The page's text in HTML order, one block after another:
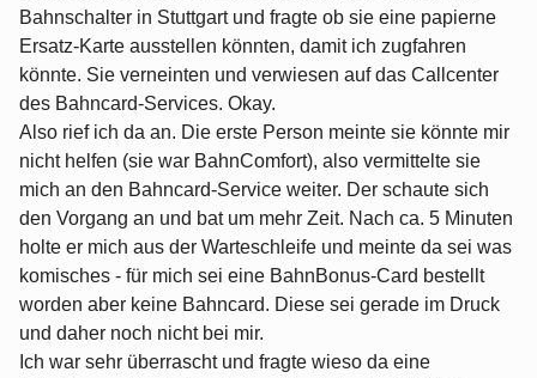
Bahnschalter in Stuttgart und fragte ob sie eine papierne
Ersatz-Karte ausstellen könnten, damit ich zugfahren
könnte. Sie verneinten und verwiesen auf das Callcenter
des Bahncard-Services. Okay.
Also rief ich da an. Die erste Person meinte sie könnte mir
nicht helfen (sie war BahnComfort), also vermittelte sie
mich an den Bahncard-Service weiter. Der schaute sich
den Vorgang an und bat um mehr Zeit. Nach ca. 5 Minuten
holte er mich aus der Warteschleife und meinte da sei was
komisches - für mich sei eine BahnBonus-Card bestellt
worden aber keine Bahncard. Diese sei gerade im Druck
und daher noch nicht bei mir.
Ich war sehr überrascht und fragte wieso da eine